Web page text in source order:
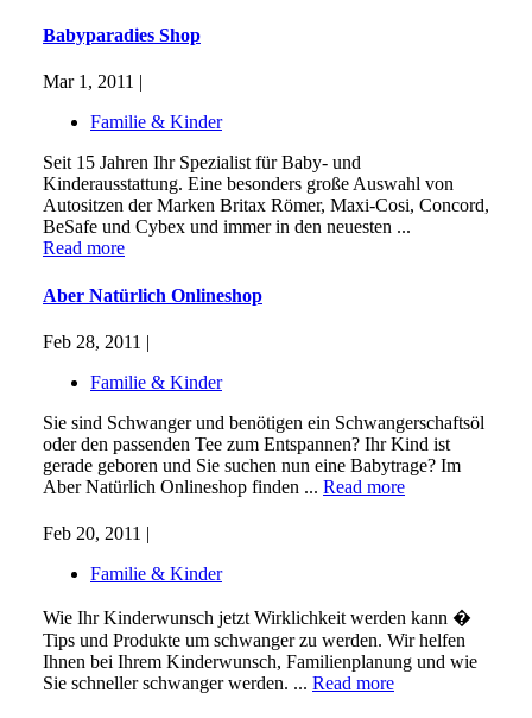
Babyparadies Shop
Mar 1, 2011 |
Familie & Kinder
Seit 15 Jahren Ihr Spezialist für Baby- und
Kinderausstattung. Eine besonders große Auswahl von
Autositzen der Marken Britax Römer, Maxi-Cosi, Concord,
BeSafe und Cybex und immer in den neuesten ...
Read more
Aber Natürlich Onlineshop
Feb 28, 2011 |
Familie & Kinder
Sie sind Schwanger und benötigen ein Schwangerschaftsöl
oder den passenden Tee zum Entspannen? Ihr Kind ist
gerade geboren und Sie suchen nun eine Babytrage? Im
Aber Natürlich Onlineshop finden ... Read more
Feb 20, 2011 |
Familie & Kinder
Wie Ihr Kinderwunsch jetzt Wirklichkeit werden kann �
Tips und Produkte um schwanger zu werden. Wir helfen
Ihnen bei Ihrem Kinderwunsch, Familienplanung und wie
Sie schneller schwanger werden. ... Read more